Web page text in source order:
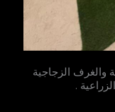
والغرف الزجاجية
.